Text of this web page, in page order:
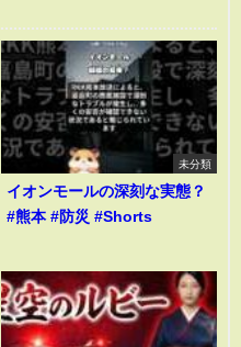
未分類
イオンモールの深刻な実態？
#熊本 #防災 #Shorts